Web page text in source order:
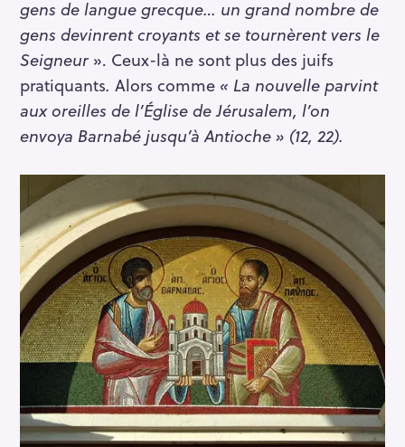
gens de langue grecque… un grand nombre de
gens devinrent croyants et se tournèrent vers le
Seigneur ». Ceux-là ne sont plus des juifs
pratiquants. Alors comme « La nouvelle parvint
aux oreilles de l’Église de Jérusalem, l’on
envoya Barnabé jusqu’à Antioche » (12, 22).